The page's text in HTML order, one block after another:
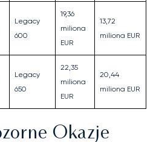
Legacy
600
19,36
miliona
EUR
13,72
miliona EUR
Legacy
650
22,35
miliona
EUR
20,44
miliona EUR
Okazje